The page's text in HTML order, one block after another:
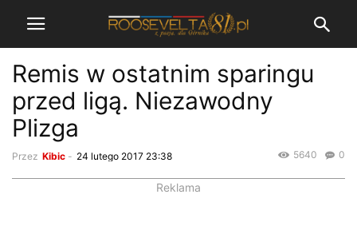
Remis w ostatnim sparingu
przed ligą. Niezawodny
Plizga
Przez Kibic - 24 lutego 2017 23:38 0
5640